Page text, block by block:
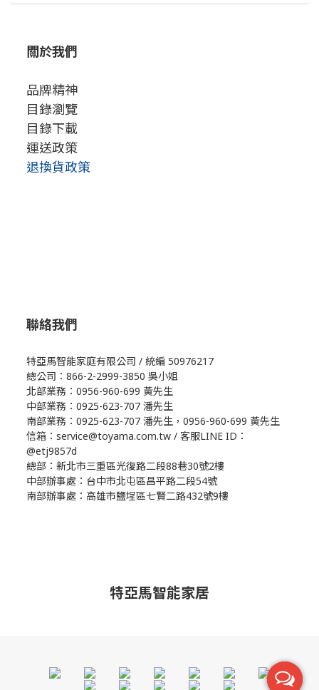
關於我們
品牌精神
目錄瀏覽
目錄下載
運送政策
退換貨政策
聯絡我們
特亞馬智能家庭有限公司 / 統編 50976217
總公司：866-2-2999-3850 吳小姐
北部業務：0956-960-699 黃先生
中部業務：0925-623-707 潘先生
南部業務：0925-623-707 潘先生，0956-960-699 黃先生
信箱：service@toyama.com.tw / 客服LINE ID：
@etj9857d
總部：新北市三重區光復路二段88巷30號2樓
中部辦事處：台中市北屯區昌平路二段54號
南部辦事處：高雄市鹽埕區七賢二路432號9樓
特亞馬智能家居